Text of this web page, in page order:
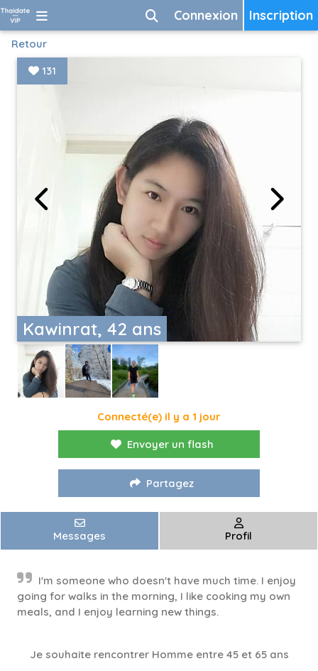
Inscription
Connexion
Retour
Kawinrat, 42 ans
131
Connecté(e) il y a 1 jour
Envoyer un flash
Partagez
Messages Profil
I'm someone who doesn't have much time. I enjoy
going for walks in the morning, I like cooking my own
meals, and I enjoy learning new things.
Je souhaite rencontrer Homme entre 45 et 65 ans